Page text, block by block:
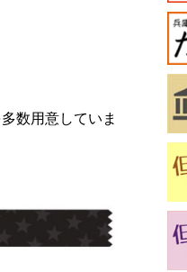
数用意していま